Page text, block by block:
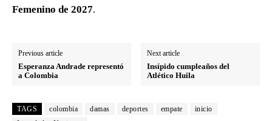
Femenino de 2027.
Previous article
Esperanza Andrade representó
a Colombia
Next article
Insípido cumpleaños del
Atlético Huila
TAGS colombia damas deportes empate
inicio